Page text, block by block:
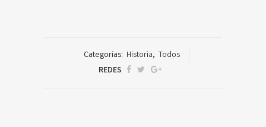
Categorías: Historia, Todos
REDES